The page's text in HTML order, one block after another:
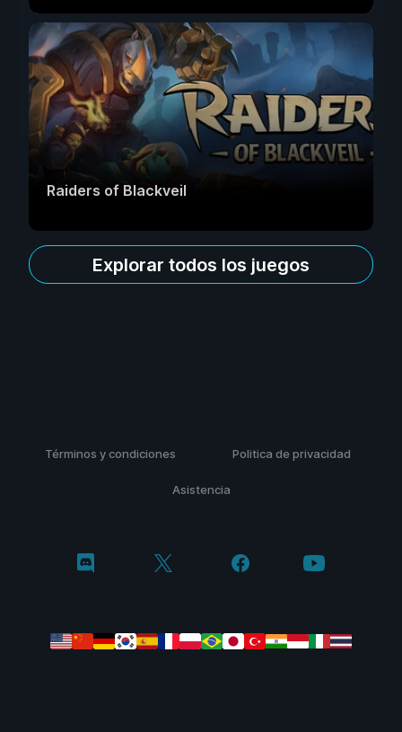
Raiders of Blackveil
Explorar todos los juegos
Términos y condiciones Politica de privacidad
Asistencia